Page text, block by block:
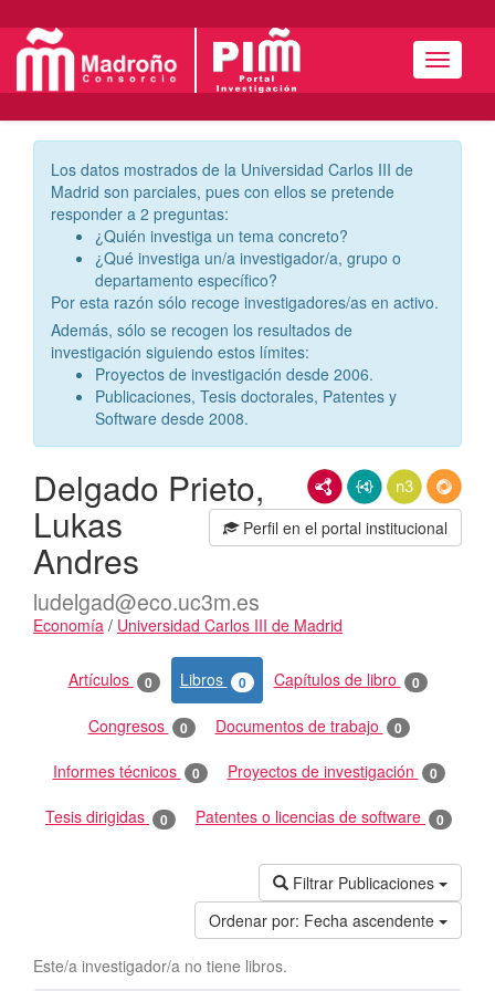
Menú
Los datos mostrados de la Universidad Carlos III de
Madrid son parciales, pues con ellos se pretende
responder a 2 preguntas:
¿Quién investiga un tema concreto?
¿Qué investiga un/a investigador/a, grupo o
departamento específico?
Por esta razón sólo recoge investigadores/as en activo.
Además, sólo se recogen los resultados de
investigación siguiendo estos límites:
Proyectos de investigación desde 2006.
Publicaciones, Tesis doctorales, Patentes y
Software desde 2008.
RDF/XMLJSON-LDN3/Turtle
Perfil en el portal institucional
Delgado Prieto,
Lukas
Andres
ludelgad@eco.uc3m.es
Economía / Universidad Carlos III de Madrid
Actividades
Artículos 0 Libros 0 Capítulos de libro 0
Congresos 0 Documentos de trabajo 0
Informes técnicos 0 Proyectos de investigación 0
Tesis dirigidas 0 Patentes o licencias de software 0
Filtrar Publicaciones
Ordenar por: Fecha ascendente
Este/a investigador/a no tiene libros.